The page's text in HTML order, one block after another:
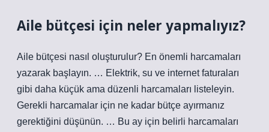
Aile bütçesi için neler yapmalıyız?
Aile bütçesi nasıl oluşturulur? En önemli harcamaları
yazarak başlayın. … Elektrik, su ve internet faturaları
gibi daha küçük ama düzenli harcamaları listeleyin.
Gerekli harcamalar için ne kadar bütçe ayırmanız
gerektiğini düşünün. … Bu ay için belirli harcamaları